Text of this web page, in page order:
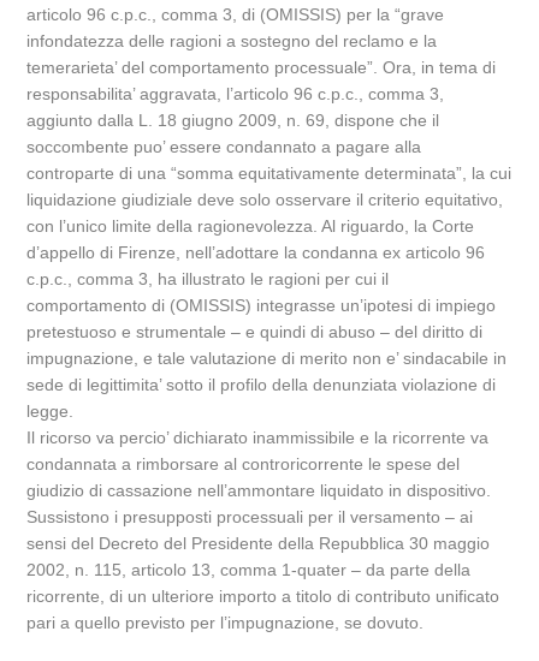
articolo 96 c.p.c., comma 3, di (OMISSIS) per la “grave
infondatezza delle ragioni a sostegno del reclamo e la
temerarieta’ del comportamento processuale”. Ora, in tema di
responsabilita’ aggravata, l’articolo 96 c.p.c., comma 3,
aggiunto dalla L. 18 giugno 2009, n. 69, dispone che il
soccombente puo’ essere condannato a pagare alla
controparte di una “somma equitativamente determinata”, la cui
liquidazione giudiziale deve solo osservare il criterio equitativo,
con l’unico limite della ragionevolezza. Al riguardo, la Corte
d’appello di Firenze, nell’adottare la condanna ex articolo 96
c.p.c., comma 3, ha illustrato le ragioni per cui il
comportamento di (OMISSIS) integrasse un’ipotesi di impiego
pretestuoso e strumentale – e quindi di abuso – del diritto di
impugnazione, e tale valutazione di merito non e’ sindacabile in
sede di legittimita’ sotto il profilo della denunziata violazione di
legge.
Il ricorso va percio’ dichiarato inammissibile e la ricorrente va
condannata a rimborsare al controricorrente le spese del
giudizio di cassazione nell’ammontare liquidato in dispositivo.
Sussistono i presupposti processuali per il versamento – ai
sensi del Decreto del Presidente della Repubblica 30 maggio
2002, n. 115, articolo 13, comma 1-quater – da parte della
ricorrente, di un ulteriore importo a titolo di contributo unificato
pari a quello previsto per l’impugnazione, se dovuto.